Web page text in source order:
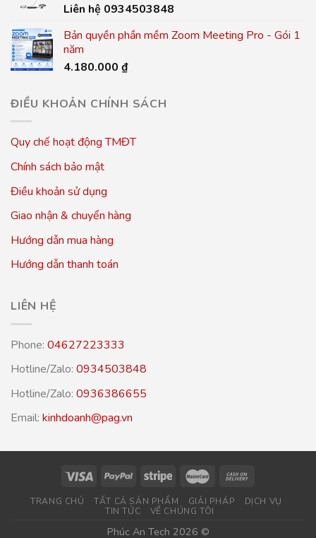
Liên hệ 0934503848
Bản quyền phần mềm Zoom Meeting Pro - Gói 1
năm
4.180.000 ₫
ĐIỀU KHOẢN CHÍNH SÁCH
Quy chế hoạt động TMĐT
Chính sách bảo mật
Điều khoản sử dụng
Giao nhận & chuyển hàng
Hướng dẫn mua hàng
Hướng dẫn thanh toán
LIÊN HỆ
Phone: 04627223333
Hotline/Zalo: 0934503848
Hotline/Zalo: 0936386655
Email: kinhdoanh@pag.vn
TRANG CHỦ TẤT CẢ SẢN PHẨM GIẢI PHÁP
DỊCH VỤ
TIN TỨC
VỀ CHÚNG TÔI
Phúc An Tech 2026 ©